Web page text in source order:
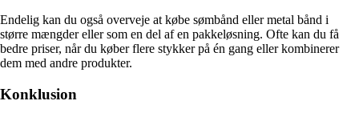
Endelig kan du også overveje at købe sømbånd eller metal bånd i
større mængder eller som en del af en pakkeløsning. Ofte kan du få
bedre priser, når du køber flere stykker på én gang eller kombinerer
dem med andre produkter.
Konklusion